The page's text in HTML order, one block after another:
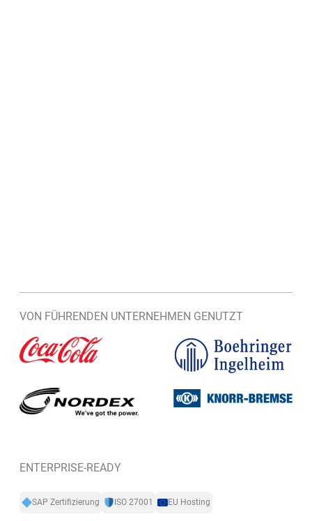
VON FÜHRENDEN UNTERNEHMEN GENUTZT
ENTERPRISE-READY
SAP Zertifizierung ISO 27001 EU Hosting